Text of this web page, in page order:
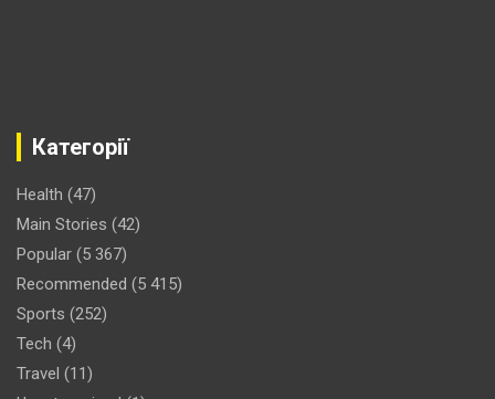
Категорії
Health (47)
Main Stories (42)
Popular (5 367)
Recommended (5 415)
Sports (252)
Tech (4)
Travel (11)